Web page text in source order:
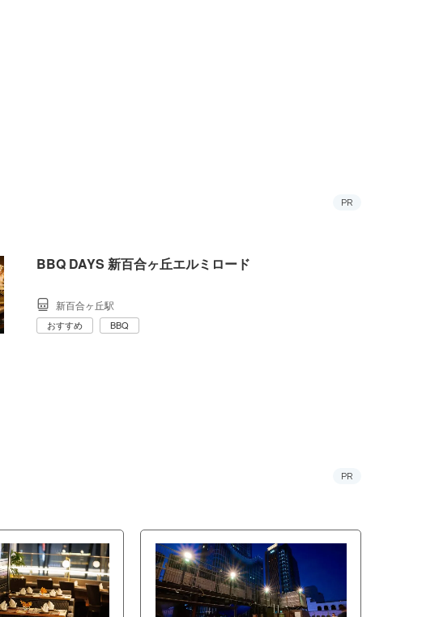
PR
BBQ DAYS 新百合ヶ丘エルミロード
新百合ヶ丘駅
おすすめ BBQ
PR